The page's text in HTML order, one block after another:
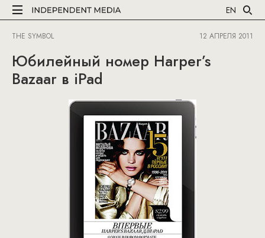
EN
THE SYMBOL 12 АПРЕЛЯ 2011
Юбилейный номер Harper’s
Bazaar в iPad